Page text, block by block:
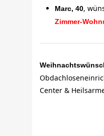
Marc, 40,
Zimmer-
Center &